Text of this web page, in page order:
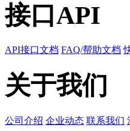
接口API
API接口文档 FAQ/帮助文档
关于我们
公司介绍 企业动态 联系我们